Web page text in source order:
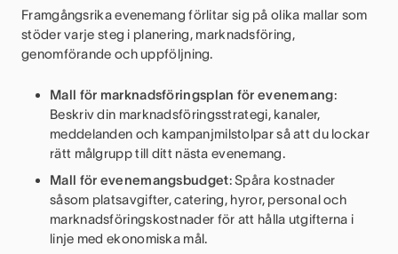
Framgångsrika evenemang förlitar sig på olika mallar som
stöder varje steg i planering, marknadsföring,
genomförande och uppföljning.
Mall för marknadsföringsplan för evenemang:
Beskriv din marknadsföringsstrategi, kanaler,
meddelanden och kampanjmilstolpar så att du lockar
rätt målgrupp till ditt nästa evenemang.
Mall för evenemangsbudget: Spåra kostnader
såsom platsavgifter, catering, hyror, personal och
marknadsföringskostnader för att hålla utgifterna i
linje med ekonomiska mål.